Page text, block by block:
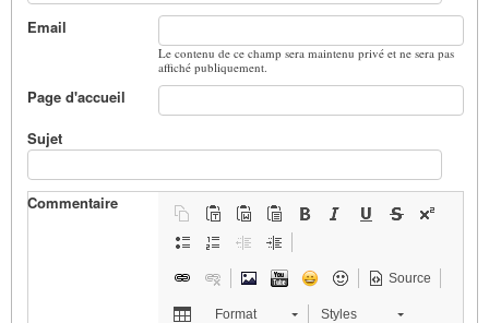
Email
Le contenu de ce champ sera maintenu privé et ne sera pas
affiché publiquement.
Page d'accueil
Sujet
Commentaire
Source
Format Styles